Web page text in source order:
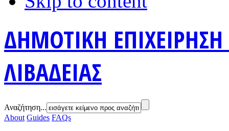
ΔΗΜΟΤΙΚΗ
ΛΙΒΑΔΕΙΑΣ
Αναζήτηση...
About Guides FAQs